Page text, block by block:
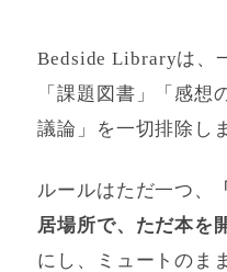
Bedside Libraryは、
「課題図書」「感想
議論」を一切排除し
ルールはただ一つ、
居場所で、ただ本を
にし、ミュートのま